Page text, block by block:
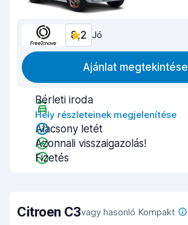
8,2 Jó
Ajánlat megtekintése
Bérleti iroda
Hely részleteinek megjelenítése
Alacsony letét
Azonnali visszaigazolás!
Fizetés
Citroen C3vagy hasonló Kompakt